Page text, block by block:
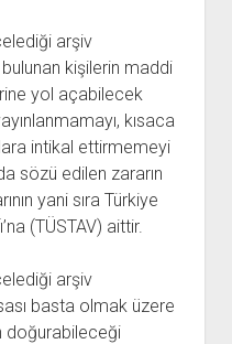
arşiv
kişilerin maddi
yol açabilecek
kısaca
intikal ettirmemeyi
sözü edilen zararın
yani sıra Türkiye
(TÜSTAV) aittir.
arşiv
basta olmak üzere
doğurabileceği